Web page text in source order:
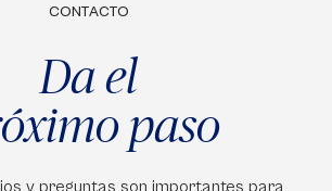
CONTACTO
Da el
paso
y preguntas son importantes para